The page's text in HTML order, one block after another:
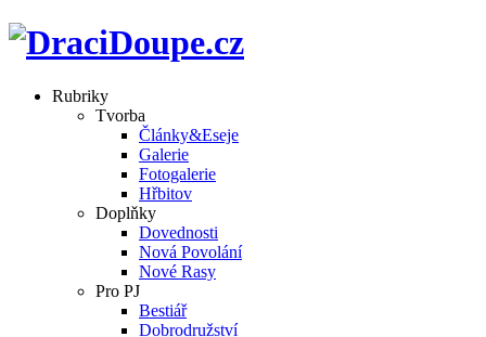
Rubriky
Tvorba
Články&Eseje
Galerie
Fotogalerie
Hřbitov
Doplňky
Dovednosti
Nová Povolání
Nové Rasy
Pro PJ
Bestiář
Dobrodružství